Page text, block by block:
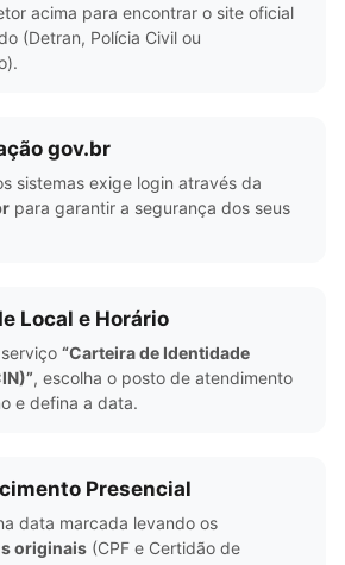
acima para encontrar o site oficial
(Detran, Polícia Civil ou
gov.br
sistemas exige login através da
para garantir a segurança dos seus
Local e Horário
“Carteira de Identidade
, escolha o posto de atendimento
e defina a data.
Presencial
data marcada levando os
originais (CPF e Certidão de